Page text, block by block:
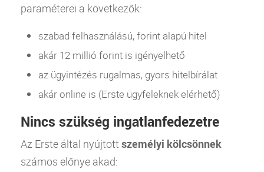
paraméterei a következők:
szabad felhasználású, forint alapú hitel
akár 12 millió forint is igényelhető
az ügyintézés rugalmas, gyors hitelbírálat
akár online is (Erste ügyfeleknek elérhető)
Nincs szükség ingatlanfedezetre
Az Erste által nyújtott személyi kölcsönnek
számos előnye akad: